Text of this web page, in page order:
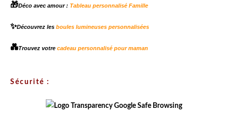
🎁Déco avec amour : Tableau personnalisé Famille
✨Découvrez les boules lumineuses personnalisées
💑Trouvez votre cadeau personnalisé pour maman
Sécurité :